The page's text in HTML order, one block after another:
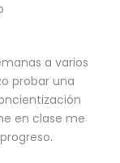
a varios
probar una
en clase me